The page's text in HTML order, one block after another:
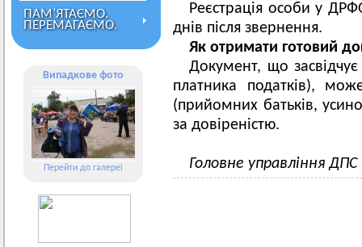
ПАМ’ЯТАЄМО.
ПЕРЕМАГАЄМО.
Випадкове фото
Перейти до галереї
Реєстрація особи у
днів після звернення.
Як отримати готовий
Документ, що
платника податків),
(прийомних батьків,
за довіреністю.
Головне управління